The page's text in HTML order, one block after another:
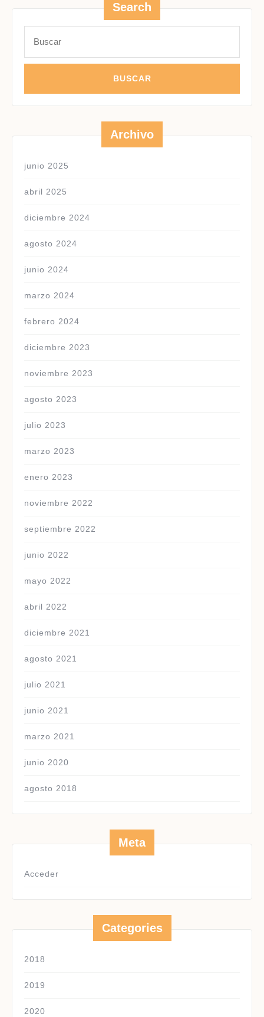
Search
Archivo
junio 2025
abril 2025
diciembre 2024
agosto 2024
junio 2024
marzo 2024
febrero 2024
diciembre 2023
noviembre 2023
agosto 2023
julio 2023
marzo 2023
enero 2023
noviembre 2022
septiembre 2022
junio 2022
mayo 2022
abril 2022
diciembre 2021
agosto 2021
julio 2021
junio 2021
marzo 2021
junio 2020
agosto 2018
Meta
Acceder
Categories
2018
2019
2020